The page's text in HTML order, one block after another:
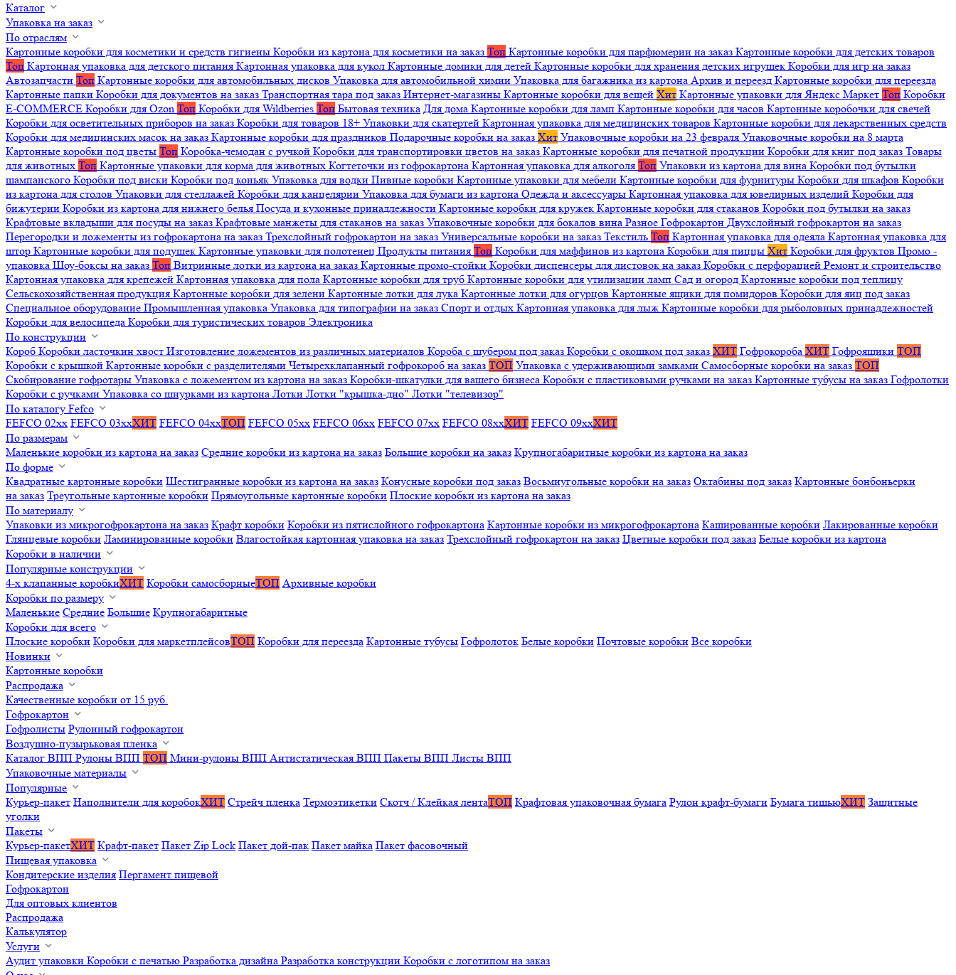
Каталог
Упаковка на заказ
По отраслям
Картонные коробки для косметики и средств гигиены Коробки из картона для косметики на заказ Топ Картонные коробки для парфюмерии на заказ Картонные коробки для детских товаров
Топ Картонная упаковка для детского питания Картонная упаковка для кукол Картонные домики для детей Картонные коробки для хранения детских игрушек Коробки для игр на заказ
Автозапчасти Топ Картонные коробки для автомобильных дисков Упаковка для автомобильной химии Упаковка для багажника из картона Архив и переезд Картонные коробки для переезда
Картонные папки Коробки для документов на заказ Транспортная тара под заказ Интернет-магазины Картонные коробки для вещей Хит Картонные упаковки для Яндекс Маркет Топ Коробки
E-COMMERCE Коробки для Ozon Топ Коробки для Wildberries Топ Бытовая техника Для дома Картонные коробки для ламп Картонные коробки для часов Картонные коробочки для свечей
Коробки для осветительных приборов на заказ Коробки для товаров 18+ Упаковки для скатертей Картонная упаковка для медицинских товаров Картонные коробки для лекарственных средств
Коробки для медицинских масок на заказ Картонные коробки для праздников Подарочные коробки на заказ Хит Упаковочные коробки на 23 февраля Упаковочные коробки на 8 марта
Картонные коробки под цветы Топ Коробка-чемодан с ручкой Коробки для транспортировки цветов на заказ Картонные коробки для печатной продукции Коробки для книг под заказ Товары
для животных Топ Картонные упаковки для корма для животных Когтеточки из гофрокартона Картонная упаковка для алкоголя Топ Упаковки из картона для вина Коробки под бутылки
шампанского Коробки под виски Коробки под коньяк Упаковка для водки Пивные коробки Картонные упаковки для мебели Картонные коробки для фурнитуры Коробки для шкафов Коробки
из картона для столов Упаковки для стеллажей Коробки для канцелярии Упаковка для бумаги из картона Одежда и аксессуары Картонная упаковка для ювелирных изделий Коробки для
бижутерии Коробки из картона для нижнего белья Посуда и кухонные принадлежности Картонные коробки для кружек Картонные коробки для стаканов Коробки под бутылки на заказ
Крафтовые вкладыши для посуды на заказ Крафтовые манжеты для стаканов на заказ Упаковочные коробки для бокалов вина Разное Гофрокартон Двухслойный гофрокартон на заказ
Перегородки и ложементы из гофрокартона на заказ Трехслойный гофрокартон на заказ Универсальные коробки на заказ Текстиль Топ Картонная упаковка для одеяла Картонная упаковка для
штор Картонные коробки для подушек Картонные упаковки для полотенец Продукты питания Топ Коробки для маффинов из картона Коробки для пиццы Хит Коробки для фруктов Промо -
упаковка Шоу-боксы на заказ Топ Витринные лотки из картона на заказ Картонные промо-стойки Коробки диспенсеры для листовок на заказ Коробки с перфорацией Ремонт и строительство
Картонная упаковка для крепежей Картонная упаковка для пола Картонные коробки для труб Картонные коробки для утилизации ламп Сад и огород Картонные коробки под теплицу
Сельскохозяйственная продукция Картонные коробки для зелени Картонные лотки для лука Картонные лотки для огурцов Картонные ящики для помидоров Коробки для яиц под заказ
Специальное оборудование Промышленная упаковка Упаковка для типографии на заказ Спорт и отдых Картонная упаковка для лыж Картонные коробки для рыболовных принадлежностей
Коробки для велосипеда Коробки для туристических товаров Электроника
По конструкции
Короб Коробки ласточкин хвост Изготовление ложементов из различных материалов Короба с шубером под заказ Коробки с окошком под заказ ХИТ Гофрокороба ХИТ Гофроящики ТОП
Коробки с крышкой Картонные коробки с разделителями Четырехклапанный гофрокороб на заказ ТОП Упаковка с удерживающими замками Самосборные коробки на заказ ТОП
Скобирование гофротары Упаковка с ложементом из картона на заказ Коробки-шкатулки для вашего бизнеса Коробки с пластиковыми ручками на заказ Картонные тубусы на заказ Гофролотки
Коробки с ручками Упаковка со шнурками из картона Лотки Лотки "крышка-дно" Лотки "телевизор"
По каталогу Fefco
FEFCO 02xx FEFCO 03xxХИТ FEFCO 04xxТОП FEFCO 05xx FEFCO 06xx FEFCO 07xx FEFCO 08xxХИТ FEFCO 09xxХИТ
По размерам
Маленькие коробки из картона на заказ Средние коробки из картона на заказ Большие коробки на заказ Крупногабаритные коробки из картона на заказ
По форме
Квадратные картонные коробки Шестигранные коробки из картона на заказ Конусные коробки под заказ Восьмиугольные коробки на заказ Октабины под заказ Картонные бонбоньерки
на заказ Треугольные картонные коробки Прямоугольные картонные коробки Плоские коробки из картона на заказ
По материалу
Упаковки из микрогофрокартона на заказ Крафт коробки Коробки из пятислойного гофрокартона Картонные коробки из микрогофрокартона Кашированные коробки Лакированные коробки
Глянцевые коробки Ламинированные коробки Влагостойкая картонная упаковка на заказ Трехслойный гофрокартон на заказ Цветные коробки под заказ Белые коробки из картона
Коробки в наличии
Популярные конструкции
4-х клапанные коробкиХИТ Коробки самосборныеТОП Архивные коробки
Коробки по размеру
Маленькие Средние Большие Крупногабаритные
Коробки для всего
Плоские коробки Коробки для маркетплейсовТОП Коробки для переезда Картонные тубусы Гофролоток Белые коробки Почтовые коробки Все коробки
Новинки
Картонные коробки
Распродажа
Качественные коробки от 15 руб.
Гофрокартон
Гофролисты Рулонный гофрокартон
Воздушно-пузырьковая пленка
Каталог ВПП Рулоны ВПП ТОП Мини-рулоны ВПП Антистатическая ВПП Пакеты ВПП Листы ВПП
Упаковочные материалы
Популярные
Курьер-пакет Наполнители для коробокХИТ Стрейч пленка Термоэтикетки Скотч / Клейкая лентаТОП Крафтовая упаковочная бумага Рулон крафт-бумаги Бумага тишьюХИТ Защитные
уголки
Пакеты
Курьер-пакетХИТ Крафт-пакет Пакет Zip Lock Пакет дой-пак Пакет майка Пакет фасовочный
Пищевая упаковка
Кондитерские изделия Пергамент пищевой
Гофрокартон
Для оптовых клиентов
Распродажа
Калькулятор
Услуги
Аудит упаковки Коробки с печатью Разработка дизайна Разработка конструкции Коробки с логотипом на заказ